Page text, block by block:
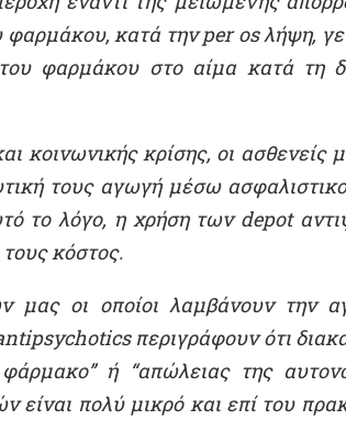
κατά την per os λήψη,
φαρμάκου στο αίμα κατά τη
κοινωνικής κρίσης, οι
τους αγωγή μέσω
το λόγο, η χρήση των depot
κόστος.
μας οι οποίοι λαμβάνουν την
περιγράφουν ότι
ή “απώλειας της
είναι πολύ μικρό και επί του